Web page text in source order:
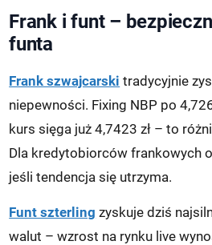
Frank i funt –
funta
Frank szwajcarski tradycyjnie
niepewności. Fixing NBP po
kurs sięga już 4,7423 zł – to
Dla kredytobiorców frankowych
jeśli tendencja się utrzyma.
Funt szterling zyskuje dziś
walut – wzrost na rynku live